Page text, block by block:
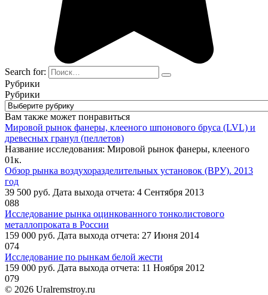
Search for:
Рубрики
Рубрики
Вам также может понравиться
Мировой рынок фанеры, клееного шпонового бруса (LVL) и
древесных гранул (пеллетов)
Название исследования: Мировой рынок фанеры, клееного
01к.
Обзор рынка воздухоразделительных установок (ВРУ). 2013
год
39 500 руб. Дата выхода отчета: 4 Сентября 2013
088
Исследование рынка оцинкованного тонколистового
металлопроката в России
159 000 руб. Дата выхода отчета: 27 Июня 2014
074
Исследование по рынкам белой жести
159 000 руб. Дата выхода отчета: 11 Ноября 2012
079
© 2026 Uralremstroy.ru